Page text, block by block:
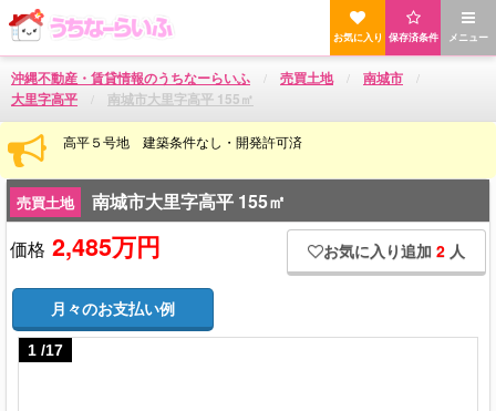
メニュー
保存済条件
お気に入り
沖縄不動産・賃貸情報のうちなーらいふ 売買土地
南城市
大里字高平
南城市大里字高平 155㎡
高平５号地 建築条件なし・開発許可済
売買土地
南城市大里字高平 155㎡
価格 2,485万円 お気に入り追加 2 人
月々のお支払い例
1 /17